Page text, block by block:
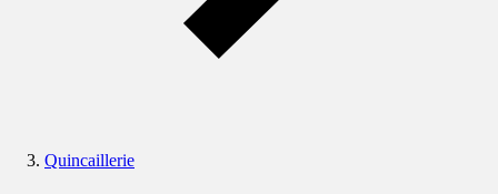
Quincaillerie